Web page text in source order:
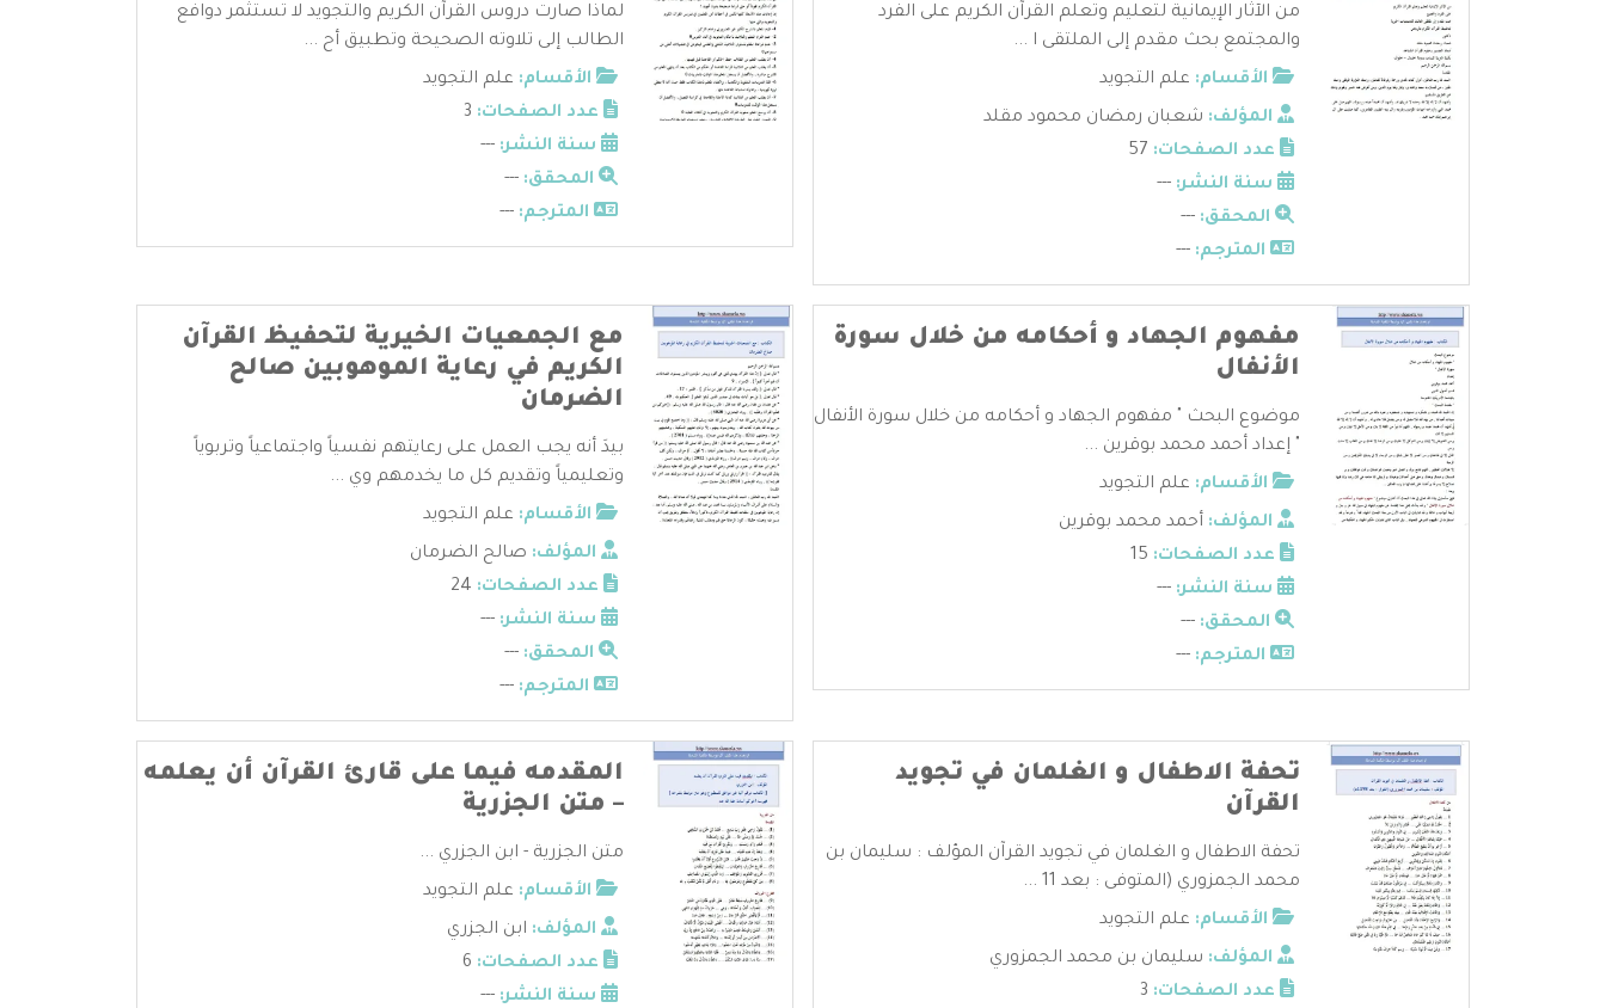
من الآثار الإيمانية لتعليم وتعلم القرآن الكريم على الفرد
والمجتمع بحث مقدم إلى الملتقى ا ...
الأقسام: علم التجويد
المؤلف: شعبان رمضان محمود مقلد
عدد الصفحات:
سنة النشر: ---
المحقق: ---
المترجم: ---
لماذا صارت دروس القرآن الكريم والتجويد لا تستثمر دوافع
الطالب إلى تلاوته الصحيحة وتطبيق أح ...
الأقسام: علم التجويد
عدد الصفحات:
سنة النشر: ---
المحقق: ---
المترجم: ---
مفهوم الجهاد و أحكامه من خلال سورة
الأنفال
موضوع البحث " مفهوم الجهاد و أحكامه من خلال سورة الأنفال
" إعداد أحمد محمد بوقرين ...
الأقسام: علم التجويد
المؤلف: أحمد محمد بوقرين
عدد الصفحات:
سنة النشر: ---
المحقق: ---
المترجم: ---
مع الجمعيات الخيرية لتحفيظ القرآن
الكريم في رعاية الموهوبين صالح
الضرمان
بيدَ أنه يجب العمل على رعايتهم نفسياً واجتماعياً وتربوياً
وتعليمياً وتقديم كل ما يخدمهم وي ...
الأقسام: علم التجويد
المؤلف: صالح الضرمان
عدد الصفحات:
سنة النشر: ---
المحقق: ---
المترجم: ---
تحفة الاطفال و الغلمان في تجويد
القرآن
تحفة الاطفال و الغلمان في تجويد القرآن المؤلف : سليمان بن
محمد الجمزوري (المتوفى : بعد 11 ...
الأقسام: علم التجويد
المؤلف: سليمان بن محمد الجمزوري
عدد الصفحات:
المقدمه فيما على قارئ القرآن أن يعلمه
– متن الجزرية
متن الجزرية - ابن الجزري ...
الأقسام: علم التجويد
المؤلف: ابن الجزري
عدد الصفحات:
سنة النشر: ---